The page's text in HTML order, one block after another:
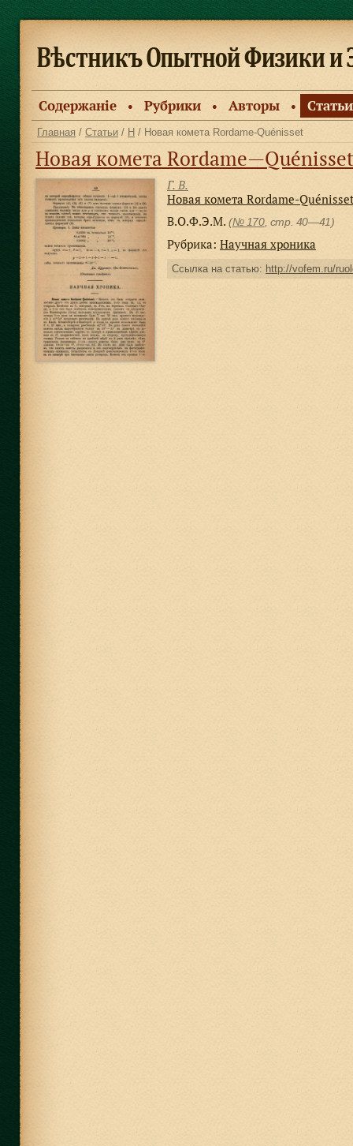
Содержанiе ● Рубрики ● Авторы ● Статьи
Главная / Статьи / Н / Новая комета Rordame-Quénisset
Новая комета Rordame—Quénisset
Г. В.
Новая комета Rordame-
В.О.Ф.Э.М. (№ 170, стр. 40—41)
Рубрика: Научная хроника
Ссылка на статью: http://vofem.ru/